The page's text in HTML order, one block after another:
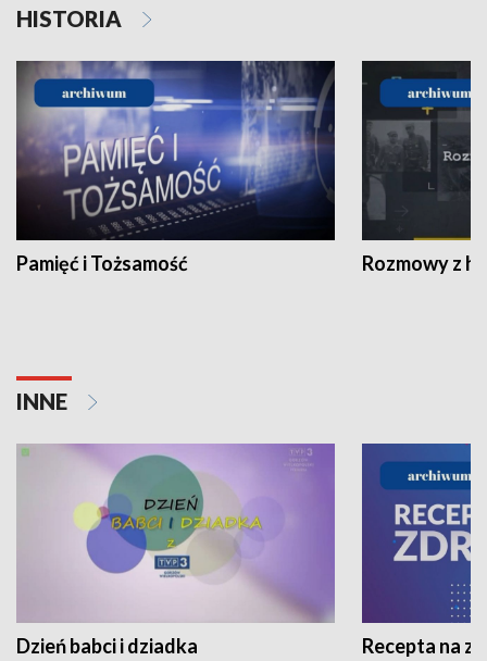
HISTORIA
Pamięć i Tożsamość Rozmowy z
INNE
Dzień babci i dziadka Recepta na